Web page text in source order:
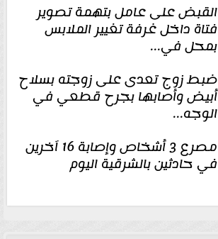
القبض على عامل بتهمة تصوير
فتاة داخل غرفة تغيير الملابس
بمحل في...
ضبط زوج تعدى على زوجته بسلاح
أبيض وأصابها بجرح قطعي في
الوجه...
مصرع 3 أشخاص وإصابة 16 آخرين
في حادثين بالشرقية اليوم